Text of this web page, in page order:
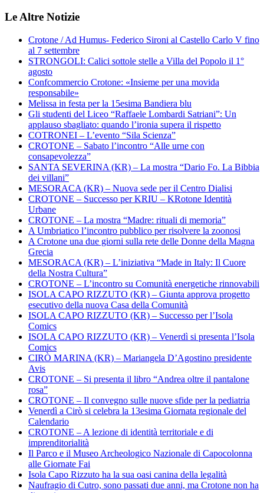
Le Altre Notizie
Crotone / Ad Humus- Federico Sironi al Castello Carlo V fino
al 7 settembre
STRONGOLI: Calici sottole stelle a Villa del Popolo il 1°
agosto
Confcommercio Crotone: «Insieme per una movida
responsabile»
Melissa in festa per la 15esima Bandiera blu
Gli studenti del Liceo “Raffaele Lombardi Satriani”: Un
applauso sbagliato: quando l’ironia supera il rispetto
COTRONEI – L’evento “Sila Scienza”
CROTONE – Sabato l’incontro “Alle urne con
consapevolezza”
SANTA SEVERINA (KR) – La mostra “Dario Fo. La Bibbia
dei villani”
MESORACA (KR) – Nuova sede per il Centro Dialisi
CROTONE – Successo per KRIU – KRotone Identità
Urbane
CROTONE – La mostra “Madre: rituali di memoria”
A Umbriatico l’incontro pubblico per risolvere la zoonosi
A Crotone una due giorni sulla rete delle Donne della Magna
Grecia
MESORACA (KR) – L’iniziativa “Made in Italy: Il Cuore
della Nostra Cultura”
CROTONE – L’incontro su Comunità energetiche rinnovabili
ISOLA CAPO RIZZUTO (KR) – Giunta approva progetto
esecutivo della nuova Casa della Comunità
ISOLA CAPO RIZZUTO (KR) – Successo per l’Isola
Comics
ISOLA CAPO RIZZUTO (KR) – Venerdì si presenta l’Isola
Comics
CIRÒ MARINA (KR) – Mariangela D’Agostino presidente
Avis
CROTONE – Si presenta il libro “Andrea oltre il pantalone
rosa”
CROTONE – Il convegno sulle nuove sfide per la pediatria
Venerdì a Cirò si celebra la 13esima Giornata regionale del
Calendario
CROTONE – A lezione di identità territoriale e di
imprenditorialità
Il Parco e il Museo Archeologico Nazionale di Capocolonna
alle Giornate Fai
Isola Capo Rizzuto ha la sua oasi canina della legalità
Naufragio di Cutro, sono passati due anni, ma Crotone non ha